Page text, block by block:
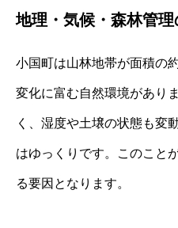
地理・気候・森林管理
小国町は山林地帯が面積の
変化に富む自然環境があり
く、湿度や土壌の状態も変
はゆっくりです。このこと
る要因となります。